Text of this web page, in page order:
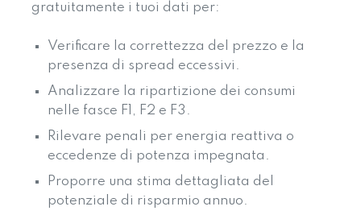
gratuitamente i tuoi dati per:
Verificare la correttezza del prezzo e la
presenza di spread eccessivi.
Analizzare la ripartizione dei consumi
nelle fasce F1, F2 e F3.
Rilevare penali per energia reattiva o
eccedenze di potenza impegnata.
Proporre una stima dettagliata del
potenziale di risparmio annuo.